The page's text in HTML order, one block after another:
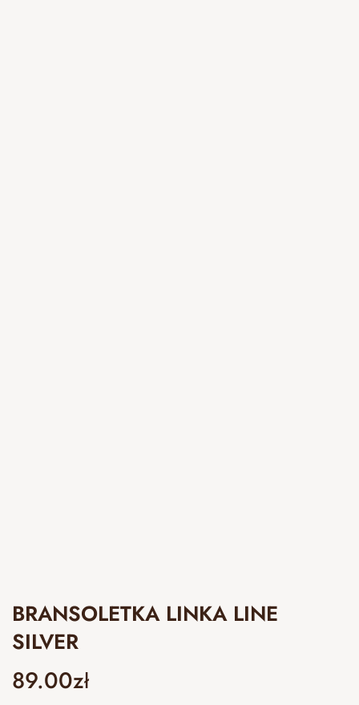
BRANSOLETKA LINKA LINE
SILVER
89.00zł